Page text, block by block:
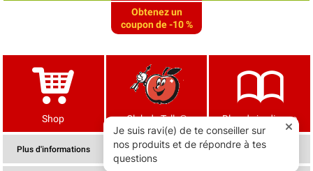
Obtenez un
coupon de -10 %
Shop Club de Tells® Blog de jardinage
Plus d'informations